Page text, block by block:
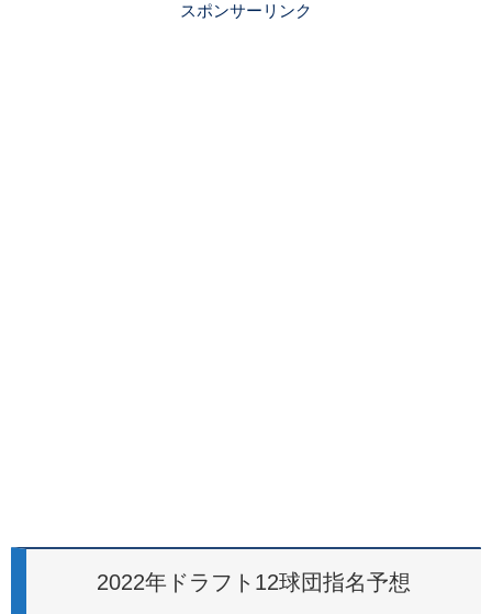
スポンサーリンク
2022年ドラフト12球団指名予想